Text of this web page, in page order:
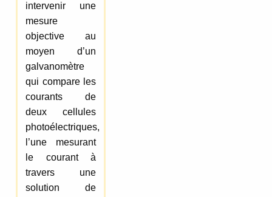
intervenir une
mesure
objective au
moyen d’un
galvanomètre
qui compare les
courants de
deux cellules
photoélectriques,
l’une mesurant
le courant à
travers une
solution de